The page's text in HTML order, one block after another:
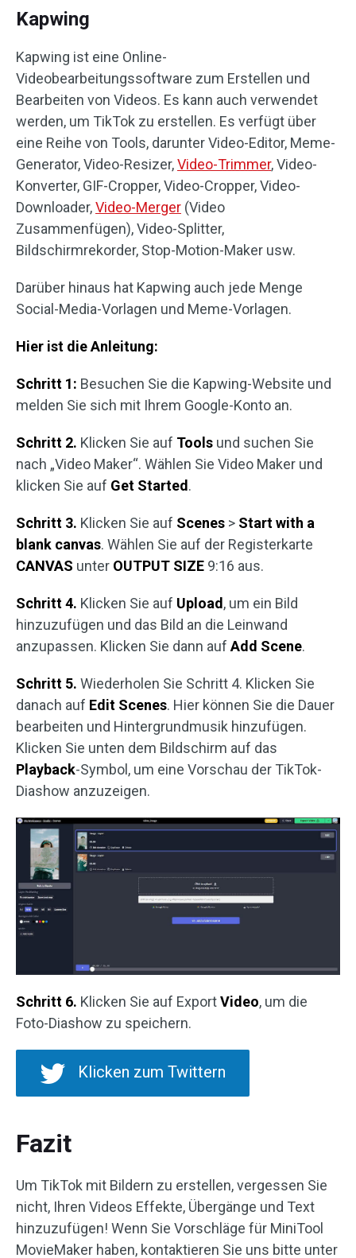
Kapwing
Kapwing ist eine Online-
Videobearbeitungssoftware zum Erstellen und
Bearbeiten von Videos. Es kann auch verwendet
werden, um TikTok zu erstellen. Es verfügt über
eine Reihe von Tools, darunter Video-Editor, Meme-
Generator, Video-Resizer,Video-Trimmer, Video-
Konverter, GIF-Cropper, Video-Cropper, Video-
Downloader,Video-Merger (Video
Zusammenfügen), Video-Splitter,
Bildschirmrekorder, Stop-Motion-Maker usw.
Darüber hinaus hat Kapwing auch jede Menge
Social-Media-Vorlagen und Meme-Vorlagen.
Hier ist die Anleitung:
Schritt 1: Besuchen Sie die Kapwing-Website und
melden Sie sich mit Ihrem Google-Konto an.
Schritt 2. Klicken Sie auf Tools und suchen Sie
nach „Video Maker“. Wählen Sie Video Maker und
klicken Sie auf Get Started .
Schritt 3. Klicken Sie auf Scenes > Start with a
blank canvas. Wählen Sie auf der Registerkarte
CANVAS unter OUTPUT SIZE 9:16 aus.
Schritt 4. Klicken Sie auf Upload , um ein Bild
hinzuzufügen und das Bild an die Leinwand
anzupassen. Klicken Sie dann auf Add Scene.
Schritt 5. Wiederholen Sie Schritt 4. Klicken Sie
danach auf Edit Scenes. Hier können Sie die Dauer
bearbeiten und Hintergrundmusik hinzufügen.
Klicken Sie unten dem Bildschirm auf das
Playback-Symbol, um eine Vorschau der TikTok-
Diashow anzuzeigen.
Schritt 6. Klicken Sie auf ExportVideo, um die
Foto-Diashow zu speichern.
Klicken zum Twittern
Fazit
Um TikTok mit Bildern zu erstellen, vergessen Sie
nicht, Ihren Videos Effekte, Übergänge und Text
hinzuzufügen! Wenn Sie Vorschläge für MiniTool
MovieMaker haben, kontaktieren Sie uns bitte unter